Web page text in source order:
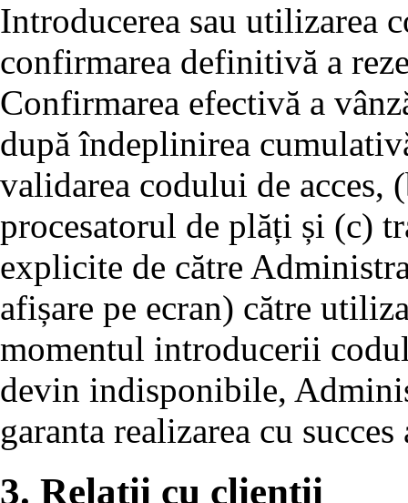
Introducerea sau utilizarea
confirmarea definitivă a
Confirmarea efectivă a
după îndeplinirea
validarea codului de acces,
procesatorul de plăți și (c)
explicite de către
afișare pe ecran) către
momentul introducerii
devin indisponibile,
garanta realizarea cu
3. Relații cu clienții